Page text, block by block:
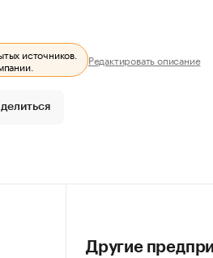
источников.
Редактировать описание
Другие